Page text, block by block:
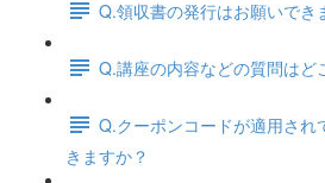
Q.領収書の発行はお願いでき
Q.講座の内容などの質問はど
Q.クーポンコードが適用され
きますか？